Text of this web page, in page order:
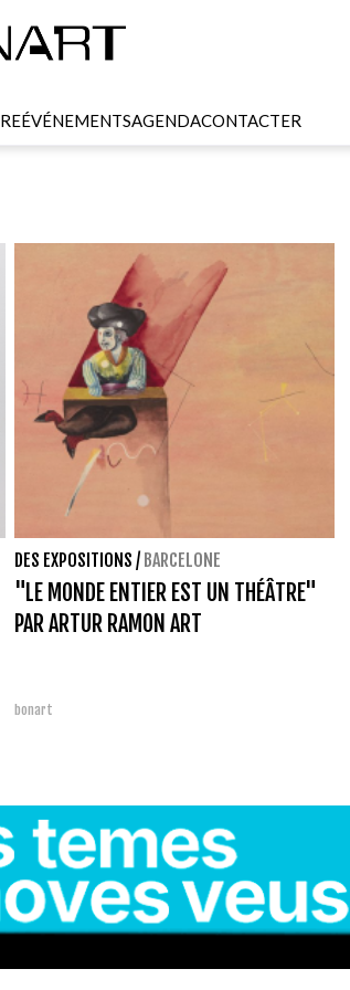
ÉVÉNEMENTSAGENDACONTACTER
DES EXPOSITIONS / BARCELONE
"LE MONDE ENTIER EST UN THÉÂTRE"
PAR ARTUR RAMON ART
bonart